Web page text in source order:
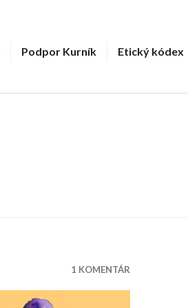
Podpor Kurník
Etický kódex
1 KOMENTÁR